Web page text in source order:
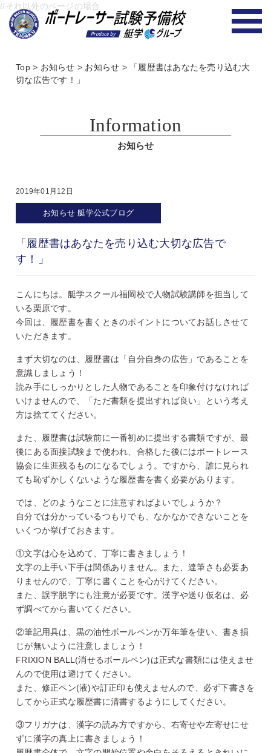
//それ以外のページの場合
Top> お知らせ > お知らせ >
「履歴書はあなたを売り込む大
切な広告です！」
Information
お知らせ
2019年01月12日
お知らせ 艇学公式ブログ
「履歴書はあなたを売り込む大切な広告で
す！」
こんにちは。艇学スクール福岡校で人物試験講師を担当して
いる栗原です。
今回は、履歴書を書くときのポイントについてお話しさせて
いただきます。
まず大切なのは、履歴書は「自分自身の広告」であることを
意識しましょう！
読み手にしっかりとした人物であることを印象付けなければ
いけませんので、「ただ書類を提出すれば良い」という考え
方は捨ててください。
また、履歴書は試験前に一番初めに提出する書類ですが、最
後にある面接試験まで使われ、合格した後にはボートレース
協会に生涯残るものになるでしょう。ですから、誰に見られ
ても恥ずかしくないような履歴書を書く必要があります。
では、どのようなことに注意すればよいでしょうか？
自分では分かっているつもりでも、なかなかできないことを
いくつか挙げておきます。
①文字は心を込めて、丁寧に書きましょう！
文字の上手い下手は関係ありません。また、達筆さも必要あ
りませんので、丁寧に書くことを心がけてください。
また、誤字脱字にも注意が必要です。漢字や送り仮名は、必
ず調べてから書いてください。
②筆記用具は、黒の油性ボールペンか万年筆を使い、書き損
じが無いように注意しましょう！
FRIXION BALL(消せるボールペン)は正式な書類には使えませ
んので使用は避けてください。
また、修正ペン(液)や訂正印も使えませんので、必ず下書きを
してから正式な履歴書に清書するようにしてください。
③フリガナは、漢字の読み方ですから、右寄せや左寄せにせ
ずに漢字の真上に書きましょう！